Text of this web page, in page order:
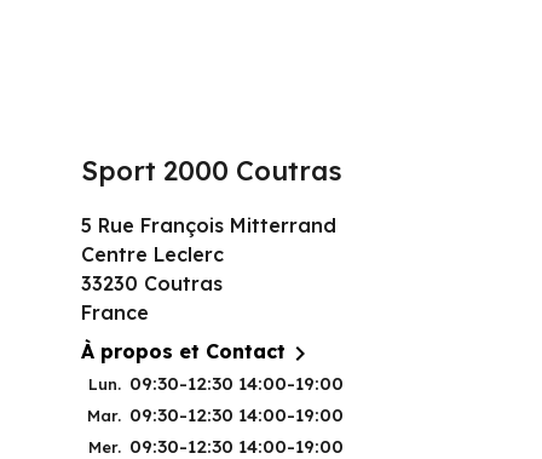
Sport 2000 Coutras
5 Rue François Mitterrand
Centre Leclerc
33230 Coutras
France
À propos et Contact 
Lun. 09:30-12:30 14:00-19:00
Mar. 09:30-12:30 14:00-19:00
Mer. 09:30-12:30 14:00-19:00